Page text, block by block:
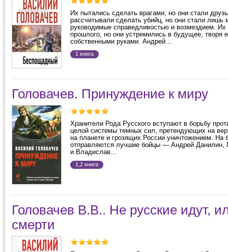
Их пытались сделать врагами, но они стали
рассчитывали сделать убийц, но они стали лишь
руководимые справедливостью и возмездием.
прошлого, но они устремились в будущее, творя
собственными руками. Андрей...
1 книга
Головачев. Принуждение к миру
Хранители Рода Русского вступают в борьбу
целой системы темных сил, претендующих на
на планете и грозящих России уничтожением. На
отправляются лучшие бойцы — Андрей Данилин,
и Владислав...
1,2 книга
Головачев В.В.. Не русские идут,
смерти